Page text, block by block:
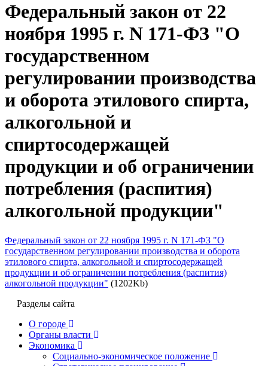
Федеральный закон от 22
ноября 1995 г. N 171-ФЗ "О
государственном
регулировании производства
и оборота этилового спирта,
алкогольной и
спиртосодержащей
продукции и об ограничении
потребления (распития)
алкогольной продукции"
Федеральный закон от 22 ноября 1995 г. N 171-ФЗ "О
государственном регулировании производства и оборота
этилового спирта, алкогольной и спиртосодержащей
продукции и об ограничении потребления (распития)
алкогольной продукции" (1202Kb)
Разделы сайта
О городе
Органы власти
Экономика
Социально-экономическое положение